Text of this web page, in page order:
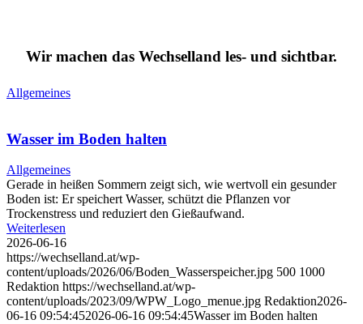
Wir machen das Wechselland les- und sichtbar.
Allgemeines
Wasser im Boden halten
Allgemeines
Gerade in heißen Sommern zeigt sich, wie wertvoll ein gesunder
Boden ist: Er speichert Wasser, schützt die Pflanzen vor
Trockenstress und reduziert den Gießaufwand.
Weiterlesen
2026-06-16
https://wechselland.at/wp-
content/uploads/2026/06/Boden_Wasserspeicher.jpg 500 1000
Redaktion https://wechselland.at/wp-
content/uploads/2023/09/WPW_Logo_menue.jpg Redaktion2026-
06-16 09:54:452026-06-16 09:54:45Wasser im Boden halten